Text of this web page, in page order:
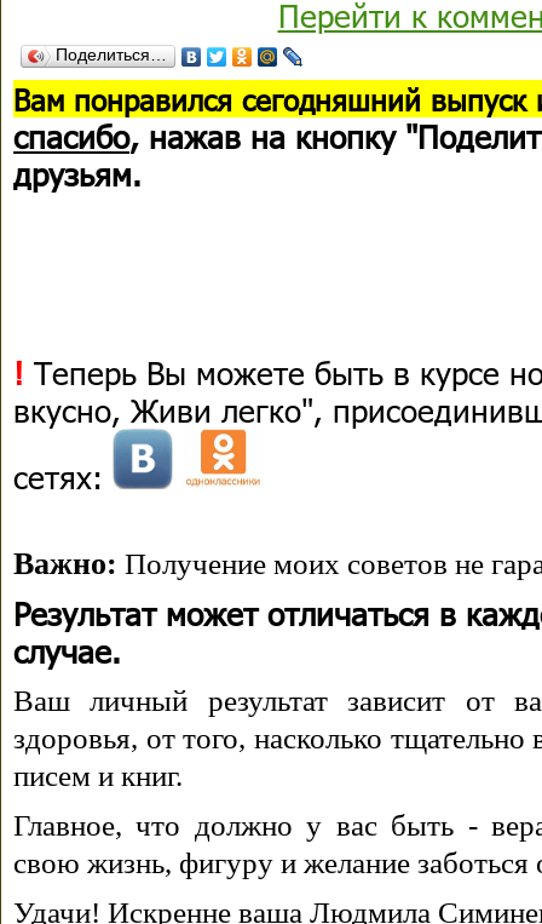
Перейти к
Поделиться…
Вам понравился сегодняшний выпуск
спасибо, нажав на кнопку
друзьям.
! Теперь Вы можете быть в курсе
вкусно, Живи легко",
сетях:
Важно: Получение моих советов не
Результат может отличаться в
случае.
Ваш личный результат зависит от
здоровья, от того, насколько
писем и книг.
Главное, что должно у вас быть -
свою жизнь, фигуру и желание заботься
Удачи! Искренне ваша Людмила